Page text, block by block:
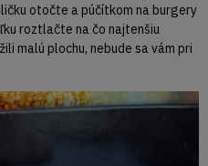
otočte a púčítkom na burgery
roztlačte na čo najtenšiu
malú plochu, nebude sa vám pri